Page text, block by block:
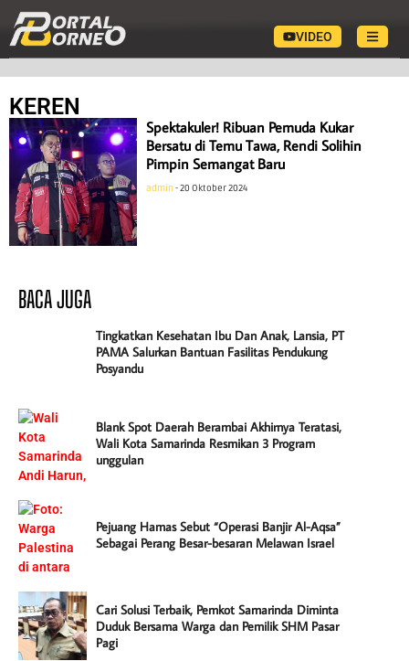
VIDEO
KEREN
Spektakuler! Ribuan Pemuda Kukar
Bersatu di Temu Tawa, Rendi Solihin
Pimpin Semangat Baru
admin 20 Oktober 2024
BACA JUGA
Tingkatkan Kesehatan Ibu Dan Anak, Lansia, PT
PAMA Salurkan Bantuan Fasilitas Pendukung
Posyandu
Blank Spot Daerah Berambai Akhirnya Teratasi,
Wali Kota Samarinda Resmikan 3 Program
unggulan
Pejuang Hamas Sebut “Operasi Banjir Al-Aqsa”
Sebagai Perang Besar-besaran Melawan Israel
Cari Solusi Terbaik, Pemkot Samarinda Diminta
Duduk Bersama Warga dan Pemilik SHM Pasar
Pagi